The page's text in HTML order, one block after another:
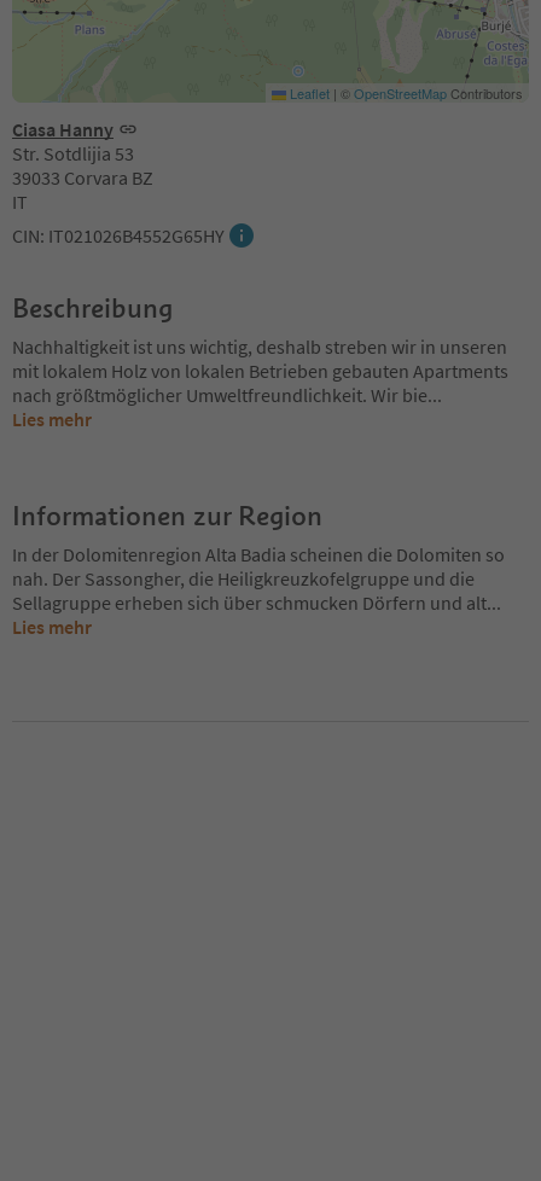
Ciasa Hanny
Str. Sotdlijia 53
39033 Corvara BZ
IT
CIN: IT021026B4552G65HY
Leaflet | ©OpenStreetMapContributors
Beschreibung
Nachhaltigkeit ist uns wichtig, deshalb streben wir in unseren
mit lokalem Holz von lokalen Betrieben gebauten Apartments
nach größtmöglicher Umweltfreundlichkeit. Wir bie...
Lies mehr
Informationen zur Region
In der Dolomitenregion Alta Badia scheinen die Dolomiten so
nah. Der Sassongher, die Heiligkreuzkofelgruppe und die
Sellagruppe erheben sich über schmucken Dörfern und alt...
Lies mehr